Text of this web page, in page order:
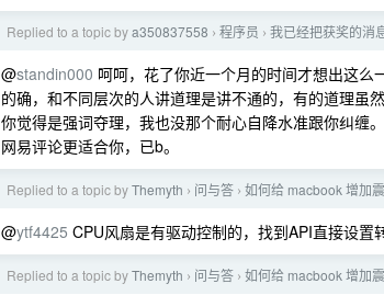
Replied to a topic bya350837558 › 程序员 › 我已经把获奖的消
@standin000 呵呵，花了你近一个月的时间才想出这么
的确，和不同层次的人讲道理是讲不通的，有的道理虽
你觉得是强词夺理，我也没那个耐心自降水准跟你纠缠。
网易评论更适合你，已b。
Replied to a topic byThemyth › 问与答 › 如何给 macbook 增加震
@ytf4425 CPU风扇是有驱动控制的，找到API直接设置
Replied to a topic byThemyth › 问与答 › 如何给 macbook 增加震